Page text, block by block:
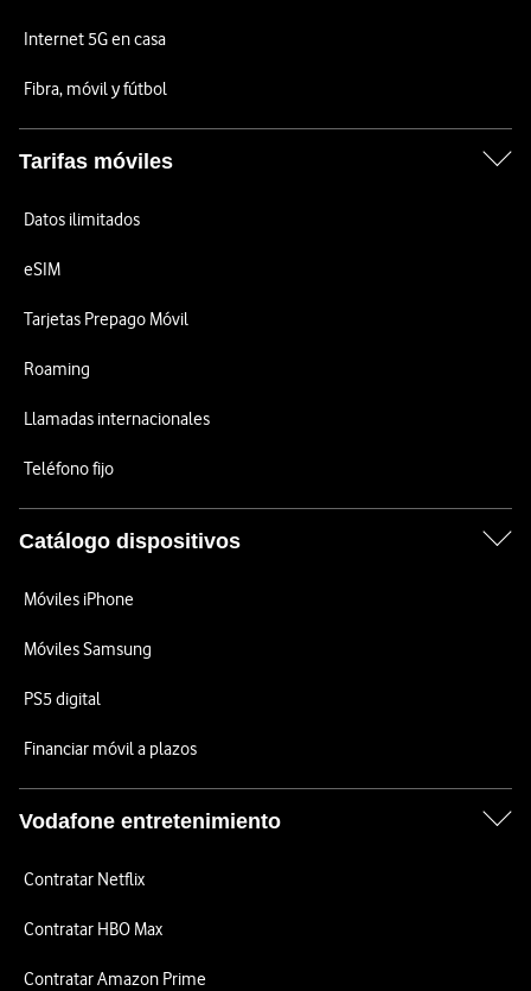
Internet 5G en casa
Fibra, móvil y fútbol
Tarifas móviles
Datos ilimitados
eSIM
Tarjetas Prepago Móvil
Roaming
Llamadas internacionales
Teléfono fijo
Catálogo dispositivos
Móviles iPhone
Móviles Samsung
PS5 digital
Financiar móvil a plazos
Vodafone entretenimiento
Contratar Netflix
Contratar HBO Max
Contratar Amazon Prime